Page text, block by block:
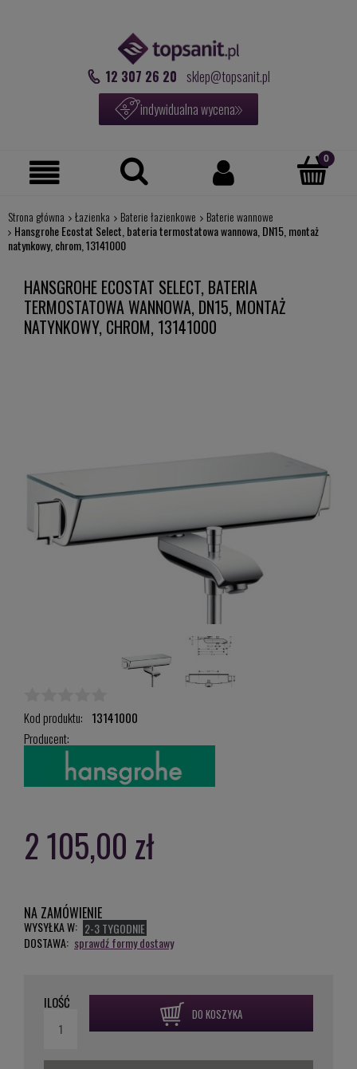
12 307 26 20 sklep@topsanit.pl
indywidualna wycena
Strona główna Łazienka Baterie łazienkowe
Baterie wannowe
Hansgrohe Ecostat Select, bateria termostatowa wannowa, DN15, montaż
natynkowy, chrom, 13141000
HANSGROHE ECOSTAT SELECT, BATERIA
TERMOSTATOWA WANNOWA, DN15, MONTAŻ
NATYNKOWY, CHROM, 13141000
Kod produktu: 13141000
Producent:
2 105,00 zł
NA ZAMÓWIENIE
WYSYŁKA W: 2-3 TYGODNIE
DOSTAWA: sprawdź formy dostawy
ILOŚĆ
DO KOSZYKA